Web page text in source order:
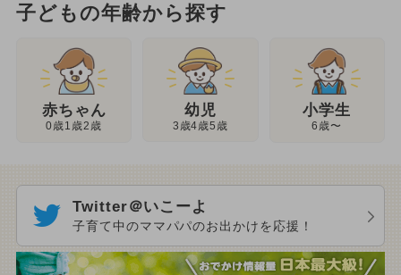
子どもの年齢から探す
赤ちゃん
0歳1歳2歳
幼児
3歳4歳5歳
小学生
6歳〜
Twitter＠いこーよ
子育て中のママパパのお出かけを応援！